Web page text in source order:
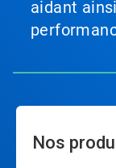
aidant
Nos